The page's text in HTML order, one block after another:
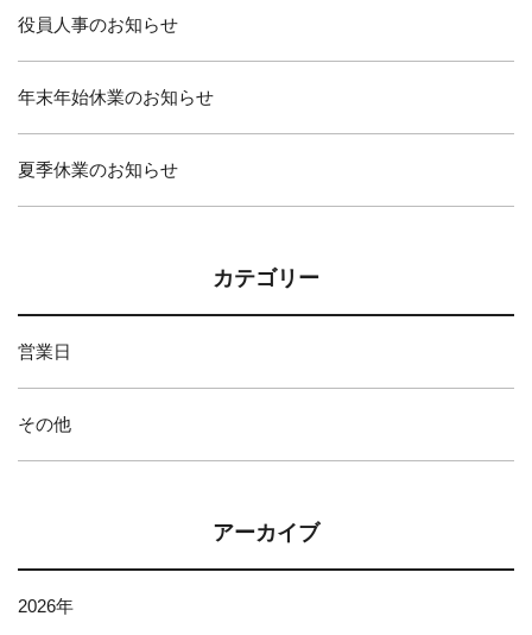
役員人事のお知らせ
年末年始休業のお知らせ
夏季休業のお知らせ
カテゴリー
営業日
その他
アーカイブ
2026